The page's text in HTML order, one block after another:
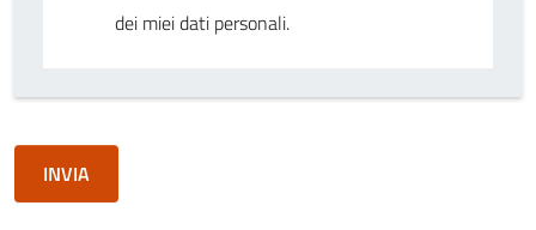
dei miei dati personali.